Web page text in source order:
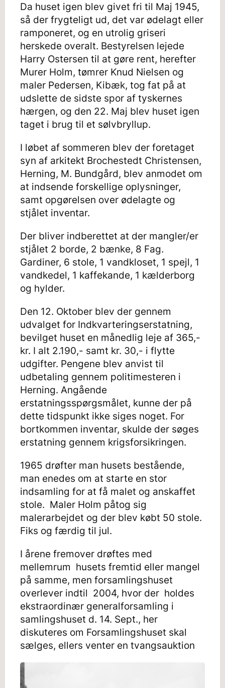
Da huset igen blev givet fri til Maj 1945,
så der frygteligt ud, det var ødelagt eller
ramponeret, og en utrolig griseri
herskede overalt. Bestyrelsen lejede
Harry Ostersen til at gøre rent, herefter
Murer Holm, tømrer Knud Nielsen og
maler Pedersen, Kibæk, tog fat på at
udslette de sidste spor af tyskernes
hærgen, og den 22. Maj blev huset igen
taget i brug til et sølvbryllup.
I løbet af sommeren blev der foretaget
syn af arkitekt Brochestedt Christensen,
Herning, M. Bundgård, blev anmodet om
at indsende forskellige oplysninger,
samt opgørelsen over ødelagte og
stjålet inventar.
Der bliver indberettet at der mangler/er
stjålet 2 borde, 2 bænke, 8 Fag.
Gardiner, 6 stole, 1 vandkloset, 1 spejl, 1
vandkedel, 1 kaffekande, 1 kælderborg
og hylder.
Den 12. Oktober blev der gennem
udvalget for Indkvarteringserstatning,
bevilget huset en månedlig leje af 365,-
kr. I alt 2.190,- samt kr. 30,- i flytte
udgifter. Pengene blev anvist til
udbetaling gennem politimesteren i
Herning. Angående
erstatningsspørgsmålet, kunne der på
dette tidspunkt ikke siges noget. For
bortkommen inventar, skulde der søges
erstatning gennem krigsforsikringen.
1965 drøfter man husets bestående,
man enedes om at starte en stor
indsamling for at få malet og anskaffet
stole. Maler Holm påtog sig
malerarbejdet og der blev købt 50 stole.
Fiks og færdig til jul.
I årene fremover drøftes med
mellemrum husets fremtid eller mangel
på samme, men forsamlingshuset
overlever indtil 2004, hvor der holdes
ekstraordinær generalforsamling i
samlingshuset d. 14. Sept., her
diskuteres om Forsamlingshuset skal
sælges, ellers venter en tvangsauktion